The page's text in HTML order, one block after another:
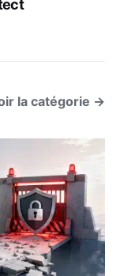
la catégorie →